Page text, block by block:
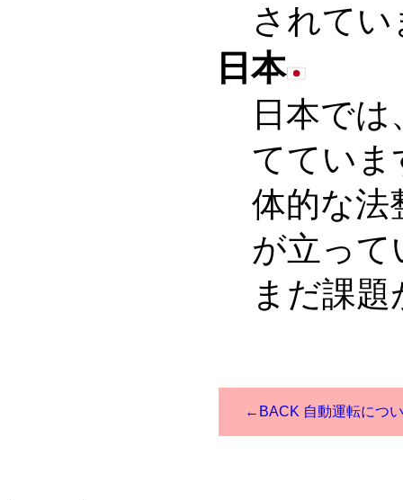
されてい
日本
日本で
てていま
体的な法
が立って
まだ課
←BACK 自動運転につ